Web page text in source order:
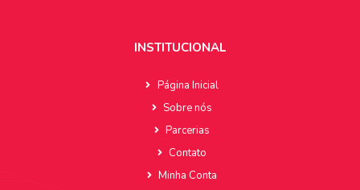
INSTITUCIONAL
Página Inicial
Sobre nós
Parcerias
Contato
Minha Conta